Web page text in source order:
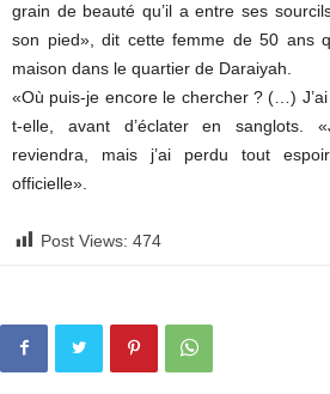
grain de beauté qu’il a entre ses
son pied», dit cette femme de 50 ans
maison dans le quartier de Daraiyah.
«Où puis-je encore le chercher ? (…)
t-elle, avant d’éclater en sanglots.
reviendra, mais j’ai perdu tout
officielle».
Post Views: 474